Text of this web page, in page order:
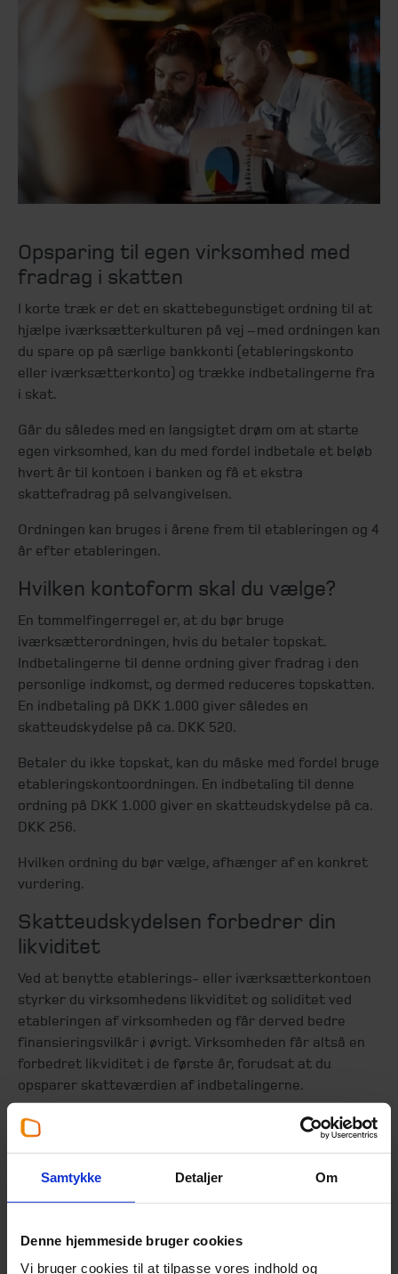
Samtykke Detaljer Om
Denne hjemmeside bruger cookies
Vi bruger cookies til at tilpasse vores indhold og
Opsparing til egen virksomhed med
fradrag i skatten
I korte træk er det en skattebegunstiget ordning til at
hjælpe iværksætterkulturen på vej – med ordningen kan
du spare op på særlige bankkonti (etableringskonto
eller iværksætterkonto) og trække indbetalingerne fra
i skat.
Går du således med en langsigtet drøm om at starte
egen virksomhed, kan du med fordel indbetale et beløb
hvert år til kontoen i banken og få et ekstra
skattefradrag på selvangivelsen.
Ordningen kan bruges i årene frem til etableringen og 4
år efter etableringen.
Hvilken kontoform skal du vælge?
En tommelfingerregel er, at du bør bruge
iværksætterordningen, hvis du betaler topskat.
Indbetalingerne til denne ordning giver fradrag i den
personlige indkomst, og dermed reduceres topskatten.
En indbetaling på DKK 1.000 giver således en
skatteudskydelse på ca. DKK 520.
Betaler du ikke topskat, kan du måske med fordel bruge
etableringskontoordningen. En indbetaling til denne
ordning på DKK 1.000 giver en skatteudskydelse på ca.
DKK 256.
Hvilken ordning du bør vælge, afhænger af en konkret
vurdering.
Skatteudskydelsen forbedrer din
likviditet
Ved at benytte etablerings- eller iværksætterkontoen
styrker du virksomhedens likviditet og soliditet ved
etableringen af virksomheden og får derved bedre
finansieringsvilkår i øvrigt. Virksomheden får altså en
forbedret likviditet i de første år, forudsat at du
opsparer skatteværdien af indbetalingerne.
Indsætter du fx 1.000 DKK på en iværksætterkonto, vil
du ikke skulle betale indkomstskat af beløbet, men kan i
for, når du etablerer virksomheden. Men ”prisen” herfor
er, at du ikke kan afskrive skattemæssigt på inventaret
skatteudskydelse.